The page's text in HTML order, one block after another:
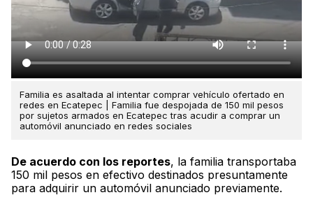
Familia es asaltada al intentar comprar vehículo ofertado en
redes en Ecatepec | Familia fue despojada de 150 mil pesos
por sujetos armados en Ecatepec tras acudir a comprar un
automóvil anunciado en redes sociales
De acuerdo con los reportes, la familia transportaba
150 mil pesos en efectivo destinados presuntamente
para adquirir un automóvil anunciado previamente.